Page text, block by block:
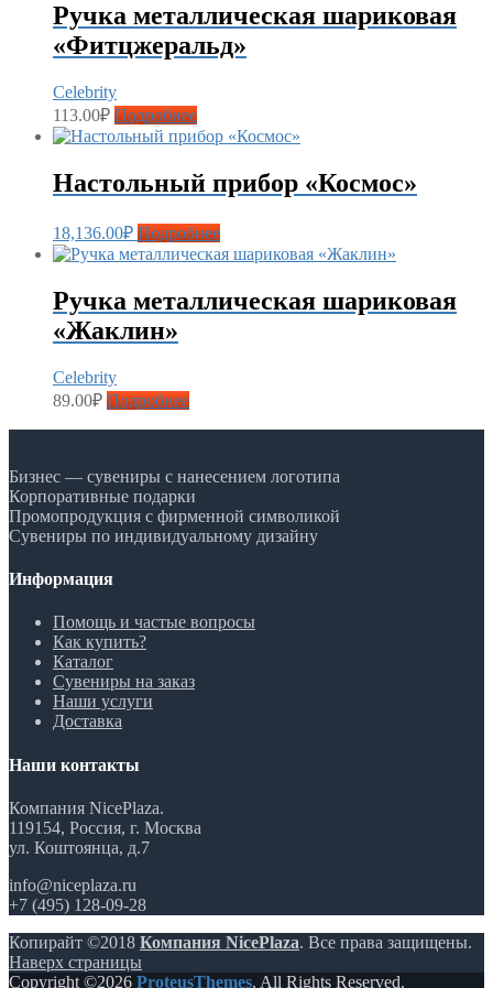
Ручка металлическая шариковая
«Фитцжеральд»
Celebrity
113.00₽ Подробнее
Настольный прибор «Космос»
18,136.00₽ Подробнее
Ручка металлическая шариковая
«Жаклин»
Celebrity
89.00₽ Подробнее
Бизнес — сувениры с нанесением логотипа
Корпоративные подарки
Промопродукция с фирменной символикой
Сувениры по индивидуальному дизайну
Информация
Помощь и частые вопросы
Как купить?
Каталог
Сувениры на заказ
Наши услуги
Доставка
Наши контакты
Компания NicePlaza.
119154, Россия, г. Москва
ул. Коштоянца, д.7
info@niceplaza.ru
+7 (495) 128-09-28
Копирайт ©2018 Компания NicePlaza. Все права защищены.
Наверх страницы
Copyright ©2026 ProteusThemes. All Rights Reserved.